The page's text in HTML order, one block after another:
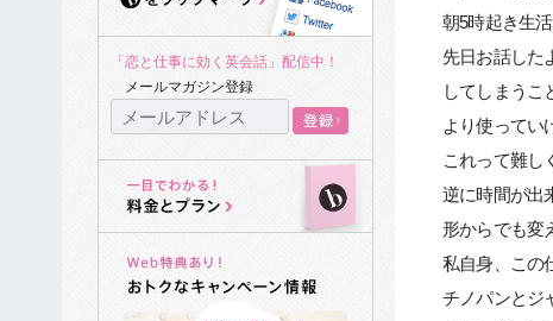
朝5時起き生
先日お話した
してしまうこ
より使ってい
これって難し
逆に時間が出
形からでも変
私自身、この
チノパンとジ
「恋と仕事に効く英会話」配信中！
メールマガジン登録